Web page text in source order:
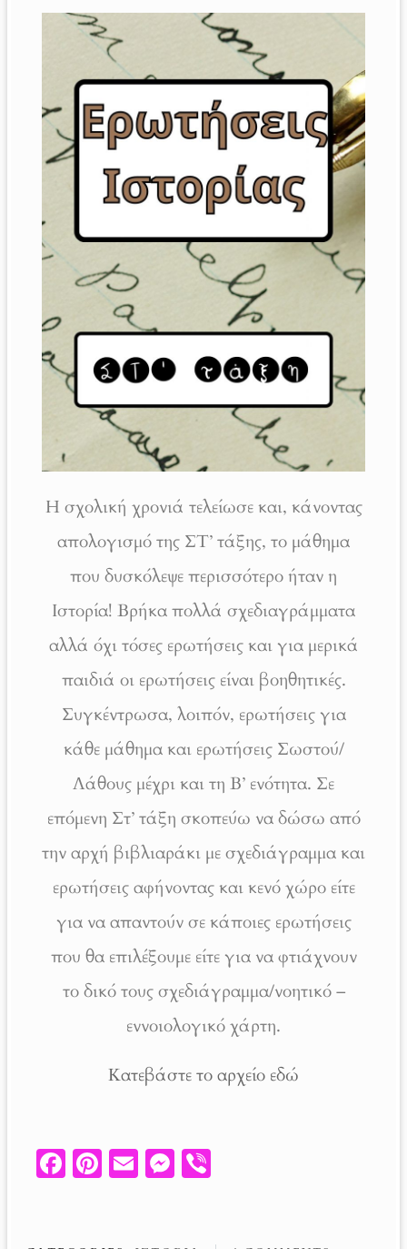
Η σχολική χρονιά τελείωσε και, κάνοντας
απολογισμό της ΣΤ’ τάξης, το μάθημα
που δυσκόλεψε περισσότερο ήταν η
Ιστορία! Βρήκα πολλά σχεδιαγράμματα
αλλά όχι τόσες ερωτήσεις και για μερικά
παιδιά οι ερωτήσεις είναι βοηθητικές.
Συγκέντρωσα, λοιπόν, ερωτήσεις για
κάθε μάθημα και ερωτήσεις Σωστού/
Λάθους μέχρι και τη Β’ ενότητα. Σε
επόμενη Στ’ τάξη σκοπεύω να δώσω από
την αρχή βιβλιαράκι με σχεδιάγραμμα και
ερωτήσεις αφήνοντας και κενό χώρο είτε
για να απαντούν σε κάποιες ερωτήσεις
που θα επιλέξουμε είτε για να φτιάχνουν
το δικό τους σχεδιάγραμμα/νοητικό –
εννοιολογικό χάρτη.
Κατεβάστε το αρχείο εδώ
Fa Pi E M